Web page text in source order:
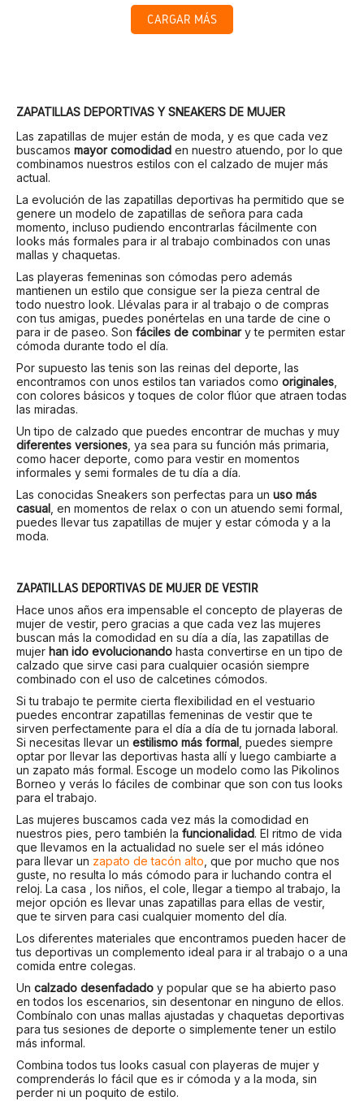
CARGAR MÁS
ZAPATILLAS DEPORTIVAS Y SNEAKERS DE MUJER
Las zapatillas de mujer están de moda, y es que cada vez
buscamos mayor comodidad en nuestro atuendo, por lo que
combinamos nuestros estilos con el calzado de mujer más
actual.
La evolución de las zapatillas deportivas ha permitido que se
genere un modelo de zapatillas de señora para cada
momento, incluso pudiendo encontrarlas fácilmente con
looks más formales para ir al trabajo combinados con unas
mallas y chaquetas.
Las playeras femeninas son cómodas pero además
mantienen un estilo que consigue ser la pieza central de
todo nuestro look. Llévalas para ir al trabajo o de compras
con tus amigas, puedes ponértelas en una tarde de cine o
para ir de paseo. Son fáciles de combinary te permiten estar
cómoda durante todo el día.
Por supuesto las tenis son las reinas del deporte, las
encontramos con unos estilos tan variados como originales,
con colores básicos y toques de color flúor que atraen todas
las miradas.
Un tipo de calzado que puedes encontrar de muchas y muy
diferentes versiones, ya sea para su función más primaria,
como hacer deporte, como para vestir en momentos
informales y semi formales de tu día a día.
Las conocidas Sneakers son perfectas para un uso más
casual, en momentos de relax o con un atuendo semi formal,
puedes llevar tus zapatillas de mujer y estar cómoda y a la
moda.
ZAPATILLAS DEPORTIVAS DE MUJER DE VESTIR
Hace unos años era impensable el concepto de playeras de
mujer de vestir, pero gracias a que cada vez las mujeres
buscan más la comodidad en su día a día, las zapatillas de
mujer han ido evolucionando hasta convertirse en un tipo de
calzado que sirve casi para cualquier ocasión siempre
combinado con el uso de calcetines cómodos.
Si tu trabajo te permite cierta flexibilidad en el vestuario
puedes encontrar zapatillas femeninas de vestir que te
sirven perfectamente para el día a día de tu jornada laboral.
Si necesitas llevar un estilismo más formal, puedes siempre
optar por llevar las deportivas hasta allí y luego cambiarte a
un zapato más formal. Escoge un modelo como las Pikolinos
Borneo y verás lo fáciles de combinar que son con tus looks
para el trabajo.
Las mujeres buscamos cada vez más la comodidad en
nuestros pies, pero también la funcionalidad. El ritmo de vida
que llevamos en la actualidad no suele ser el más idóneo
para llevar un zapato de tacón alto, que por mucho que nos
guste, no resulta lo más cómodo para ir luchando contra el
reloj. La casa , los niños, el cole, llegar a tiempo al trabajo, la
mejor opción es llevar unas zapatillas para ellas de vestir,
que te sirven para casi cualquier momento del día.
Los diferentes materiales que encontramos pueden hacer de
tus deportivas un complemento ideal para ir al trabajo o a una
comida entre colegas.
Un calzado desenfadado y popular que se ha abierto paso
en todos los escenarios, sin desentonar en ninguno de ellos.
Combínalo con unas mallas ajustadas y chaquetas deportivas
para tus sesiones de deporte o simplemente tener un estilo
más informal.
Combina todos tus looks casual con playeras de mujer y
comprenderás lo fácil que es ir cómoda y a la moda, sin
perder ni un poquito de estilo.